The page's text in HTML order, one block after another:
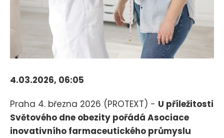
4.03.2026, 06:05
Praha 4. března 2026 (PROTEXT) - U příležitosti
Světového dne obezity pořádá Asociace
inovativního farmaceutického průmyslu